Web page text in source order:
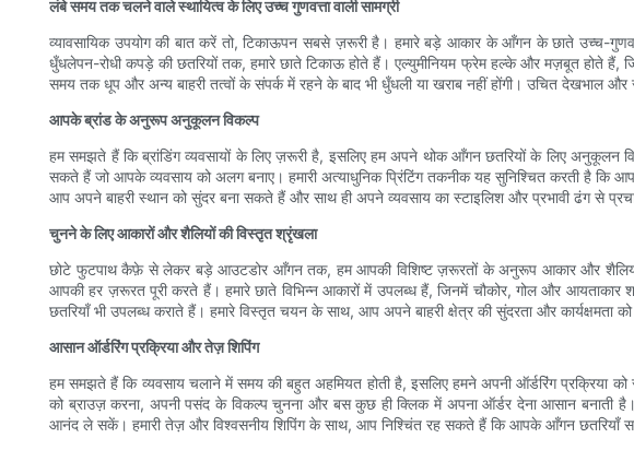
लंबे समय तक चलने वाले स्थायित्व के लिए उच्च गुणवत्ता वाली सामग्री
व्यावसायिक उपयोग की बात करें तो, टिकाऊपन सबसे ज़रूरी है। हमारे बड़े आकार के आँगन के छाते उच्च-
धुँधलेपन-रोधी कपड़े की छतरियों तक, हमारे छाते टिकाऊ होते हैं। एल्युमीनियम फ्रेम हल्के और मज़बूत होते हैं,
समय तक धूप और अन्य बाहरी तत्वों के संपर्क में रहने के बाद भी धुँधली या खराब नहीं होंगी। उचित देखभाल
आपके ब्रांड के अनुरूप अनुकूलन विकल्प
हम समझते हैं कि ब्रांडिंग व्यवसायों के लिए ज़रूरी है, इसलिए हम अपने थोक आँगन छतरियों के लिए अनुकूलन
सकते हैं जो आपके व्यवसाय को अलग बनाए। हमारी अत्याधुनिक प्रिंटिंग तकनीक यह सुनिश्चित करती है कि
आप अपने बाहरी स्थान को सुंदर बना सकते हैं और साथ ही अपने व्यवसाय का स्टाइलिश और प्रभावी ढंग से
चुनने के लिए आकारों और शैलियों की विस्तृत श्रृंखला
छोटे फुटपाथ कैफ़े से लेकर बड़े आउटडोर आँगन तक, हम आपकी विशिष्ट ज़रूरतों के अनुरूप आकार और शैलियों
आपकी हर ज़रूरत पूरी करते हैं। हमारे छाते विभिन्न आकारों में उपलब्ध हैं, जिनमें चौकोर, गोल और
छतरियाँ भी उपलब्ध कराते हैं। हमारे विस्तृत चयन के साथ, आप अपने बाहरी क्षेत्र की सुंदरता और
आसान ऑर्डरिंग प्रक्रिया और तेज़ शिपिंग
हम समझते हैं कि व्यवसाय चलाने में समय की बहुत अहमियत होती है, इसलिए हमने अपनी ऑर्डरिंग प्रक्रिया
को ब्राउज़ करना, अपनी पसंद के विकल्प चुनना और बस कुछ ही क्लिक में अपना ऑर्डर देना आसान बनाती
आनंद ले सकें। हमारी तेज़ और विश्वसनीय शिपिंग के साथ, आप निश्चिंत रह सकते हैं कि आपके आँगन छतरियाँ